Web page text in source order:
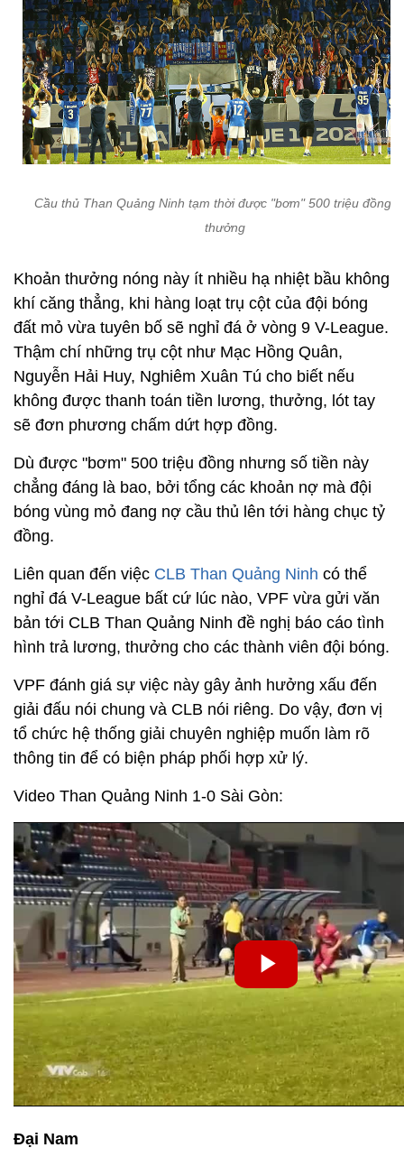
Cầu thủ Than Quảng Ninh tạm thời được "bơm" 500 triệu đồng
thưởng
Khoản thưởng nóng này ít nhiều hạ nhiệt bầu không
khí căng thẳng, khi hàng loạt trụ cột của đội bóng
đất mỏ vừa tuyên bố sẽ nghỉ đá ở vòng 9 V-League.
Thậm chí những trụ cột như Mạc Hồng Quân,
Nguyễn Hải Huy, Nghiêm Xuân Tú cho biết nếu
không được thanh toán tiền lương, thưởng, lót tay
sẽ đơn phương chấm dứt hợp đồng.
Dù được "bơm" 500 triệu đồng nhưng số tiền này
chẳng đáng là bao, bởi tổng các khoản nợ mà đội
bóng vùng mỏ đang nợ cầu thủ lên tới hàng chục tỷ
đồng.
Liên quan đến việc CLB Than Quảng Ninh có thể
nghỉ đá V-League bất cứ lúc nào, VPF vừa gửi văn
bản tới CLB Than Quảng Ninh đề nghị báo cáo tình
hình trả lương, thưởng cho các thành viên đội bóng.
VPF đánh giá sự việc này gây ảnh hưởng xấu đến
giải đấu nói chung và CLB nói riêng. Do vậy, đơn vị
tổ chức hệ thống giải chuyên nghiệp muốn làm rõ
thông tin để có biện pháp phối hợp xử lý.
Video Than Quảng Ninh 1-0 Sài Gòn:
Đại Nam